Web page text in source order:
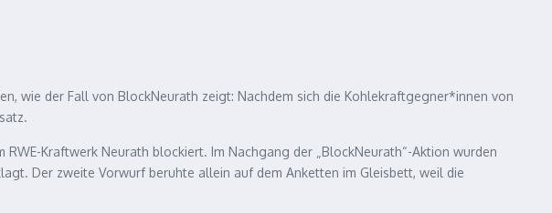
wie der Fall von BlockNeurath zeigt: Nachdem sich die Kohlekraftgegner*innen von
RWE-Kraftwerk Neurath blockiert. Im Nachgang der „BlockNeurath“-Aktion wurden
Der zweite Vorwurf beruhte allein auf dem Anketten im Gleisbett, weil die